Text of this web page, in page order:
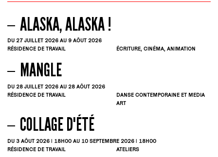
ALASKA, ALASKA !
DU 27 JUILLET 2026 AU 9 AÔUT 2026
RÉSIDENCE DE TRAVAIL
ÉCRITURE, CINÉMA, ANIMATION
MANGLE
DU 28 JUILLET 2026 AU 28 AÔUT 2026
RÉSIDENCE DE TRAVAIL
DANSE CONTEMPORAINE ET MEDIA
ART
COLLAGE D'ÉTÉ
DU 3 AÔUT 2026 | 18H00 AU 10 SEPTEMBRE 2026 | 18H00
RÉSIDENCE DE TRAVAIL
ATELIERS